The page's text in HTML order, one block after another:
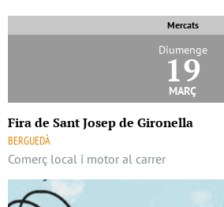
Mercats
Diumenge
19
març
Fira de Sant Josep de Gironella
BERGUEDÀ
Comerç local i motor al carrer